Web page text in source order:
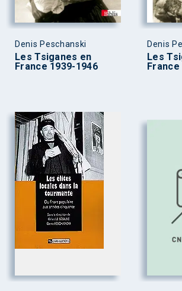
Denis Peschanski
Les Tsiganes en
France 1939-1946
Denis
Les
France